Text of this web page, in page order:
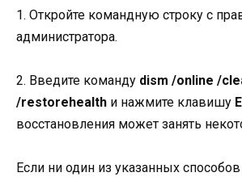
1. Откройте командную строку с
администратора.
2. Введите команду dism /online /
/restorehealth и нажмите клавишу
восстановления может занять
Если ни один из указанных